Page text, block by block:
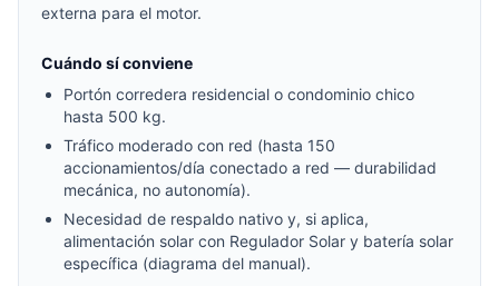
externa para el motor.
Cuándo sí conviene
Portón corredera residencial o condominio chico
hasta 500 kg.
Tráfico moderado con red (hasta 150
accionamientos/día conectado a red — durabilidad
mecánica, no autonomía).
Necesidad de respaldo nativo y, si aplica,
alimentación solar con Regulador Solar y batería solar
específica (diagrama del manual).